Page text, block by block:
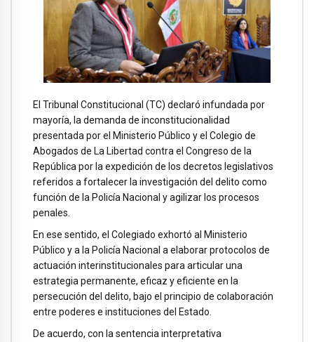
El Tribunal Constitucional (TC) declaró infundada por
mayoría, la demanda de inconstitucionalidad
presentada por el Ministerio Público y el Colegio de
Abogados de La Libertad contra el Congreso de la
República por la expedición de los decretos legislativos
referidos a fortalecer la investigación del delito como
función de la Policía Nacional y agilizar los procesos
penales.
En ese sentido, el Colegiado exhortó al Ministerio
Público y a la Policía Nacional a elaborar protocolos de
actuación interinstitucionales para articular una
estrategia permanente, eficaz y eficiente en la
persecución del delito, bajo el principio de colaboración
entre poderes e instituciones del Estado.
De acuerdo, con la sentencia interpretativa